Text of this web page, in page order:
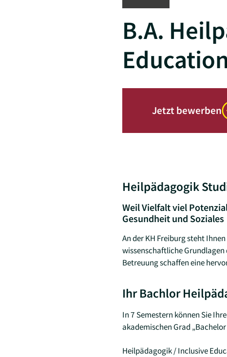
B.A.
Education
Jetzt bewerben
Heilpädagogik
Weil Vielfalt viel
Gesundheit und Soziales
An der KH Freiburg steht
wissenschaftliche Grundlagen
Betreuung schaffen eine
Ihr Bachlor
In 7 Semestern können Sie
akademischen Grad
Heilpädagogik / Inclusive